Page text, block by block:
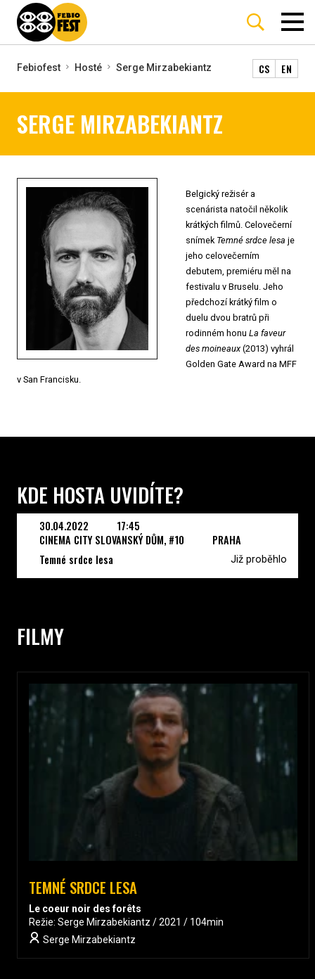
Febiofest Hosté Serge Mirzabekiantz CS EN
SERGE MIRZABEKIANTZ
Belgický režisér a
scenárista natočil několik
krátkých filmů. Celovečerní
snímek Temné srdce lesa je
jeho celovečerním
debutem, premiéru měl na
festivalu v Bruselu. Jeho
předchozí krátký film o
duelu dvou bratrů při
rodinném honu La faveur
des moineaux (2013) vyhrál
Golden Gate Award na MFF
v San Francisku.
KDE HOSTA UVIDÍTE?
30.04.2022
17:45
CINEMA CITY SLOVANSKÝ DŮM, #10
PRAHA
Temné srdce lesa
Již proběhlo
FILMY
TEMNÉ SRDCE LESA
Le coeur noir des forêts
Režie: Serge Mirzabekiantz / 2021 / 104min
Serge Mirzabekiantz